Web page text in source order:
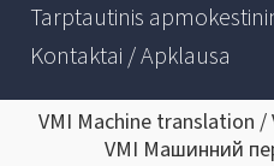
Tarptautinis
Kontaktai / Apklausa
VMI Machine translation
VMI Машинний